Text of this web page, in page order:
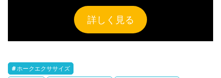
詳しく見る
ホークエクササイズ